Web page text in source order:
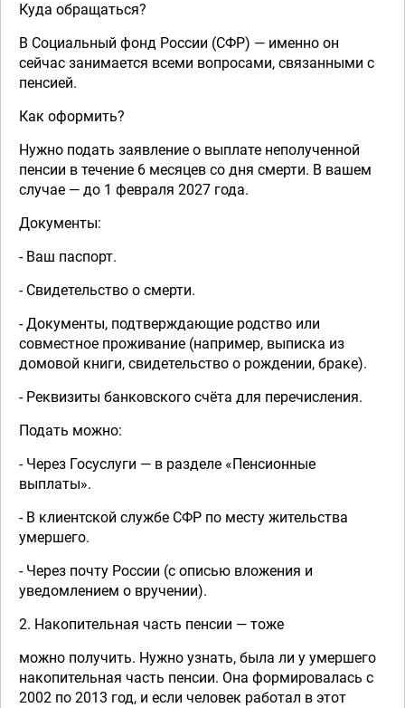
Куда обращаться?
В Социальный фонд России (СФР) — именно он
сейчас занимается всеми вопросами, связанными с
пенсией.
Как оформить?
Нужно подать заявление о выплате неполученной
пенсии в течение 6 месяцев со дня смерти. В вашем
случае — до 1 февраля 2027 года.
Документы:
- Ваш паспорт.
- Свидетельство о смерти.
- Документы, подтверждающие родство или
совместное проживание (например, выписка из
домовой книги, свидетельство о рождении, браке).
- Реквизиты банковского счёта для перечисления.
Подать можно:
- Через Госуслуги — в разделе «Пенсионные
выплаты».
- В клиентской службе СФР по месту жительства
умершего.
- Через почту России (с описью вложения и
уведомлением о вручении).
2. Накопительная часть пенсии — тоже
можно получить. Нужно узнать, была ли у умершего
накопительная часть пенсии. Она формировалась с
2002 по 2013 год, и если человек работал в этот